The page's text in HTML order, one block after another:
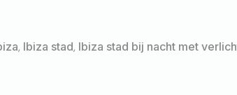
, Ibiza stad, Ibiza stad bij nacht met